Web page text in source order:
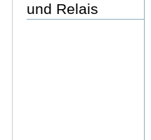
und Relais